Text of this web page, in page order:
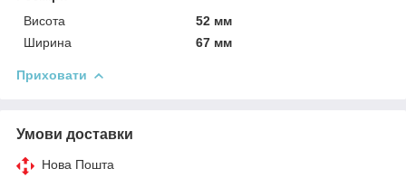
Висота
52 мм
Ширина
67 мм
Приховати
Умови доставки
Нова Пошта